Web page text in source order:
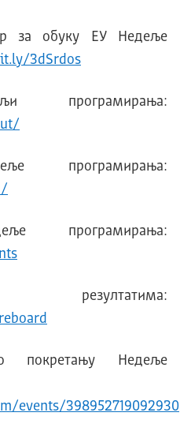
за обуку ЕУ Недеље
3dSrdos
програмирања:
програмирања:
покретању Недеље
events/398952719092930